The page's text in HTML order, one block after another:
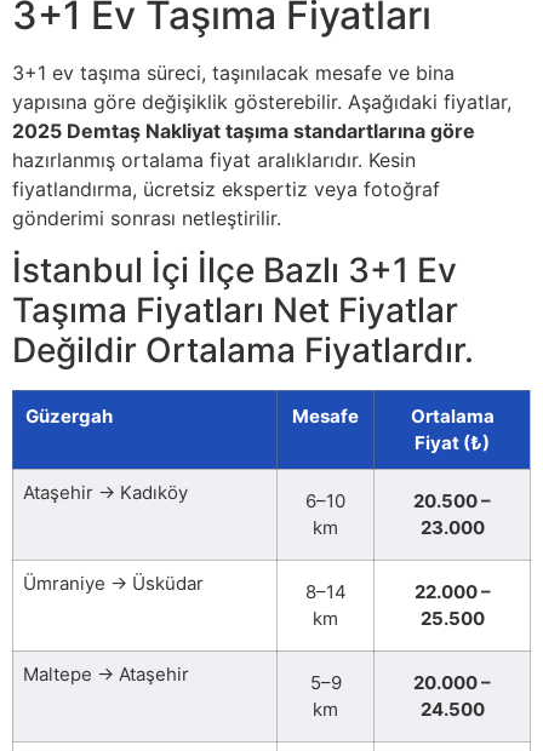
3+1 Ev Taşıma Fiyatları
3+1 ev taşıma süreci, taşınılacak mesafe ve bina
yapısına göre değişiklik gösterebilir. Aşağıdaki fiyatlar,
2025 Demtaş Nakliyat taşıma standartlarına göre
hazırlanmış ortalama fiyat aralıklarıdır. Kesin
fiyatlandırma, ücretsiz ekspertiz veya fotoğraf
gönderimi sonrası netleştirilir.
İstanbul İçi İlçe Bazlı 3+1 Ev
Taşıma Fiyatları Net Fiyatlar
Değildir Ortalama Fiyatlardır.
Güzergah Mesafe
Ortalama
Fiyat (₺)
Ataşehir → Kadıköy
6–10
km
20.500 –
23.000
Ümraniye → Üsküdar
8–14
km
22.000 –
25.500
Maltepe → Ataşehir
5–9
km
20.000 –
24.500